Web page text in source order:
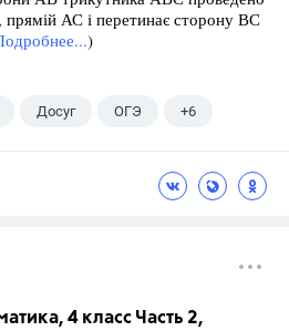
АС і перетинає сторону ВС
)
Досуг ОГЭ +6
4 класс Часть 2,